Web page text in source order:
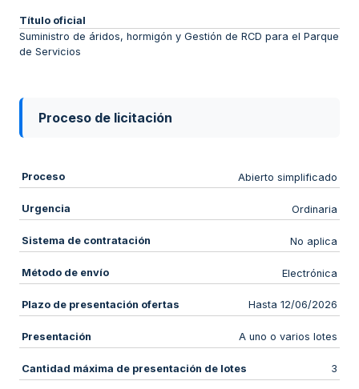
Título oficial
Suministro de áridos, hormigón y Gestión de RCD para el Parque
de Servicios
Proceso de licitación
Proceso Abierto simplificado
Urgencia Ordinaria
Sistema de contratación No aplica
Método de envío Electrónica
Plazo de presentación ofertas Hasta 12/06/2026
Presentación A uno o varios lotes
Cantidad máxima de presentación de lotes 3